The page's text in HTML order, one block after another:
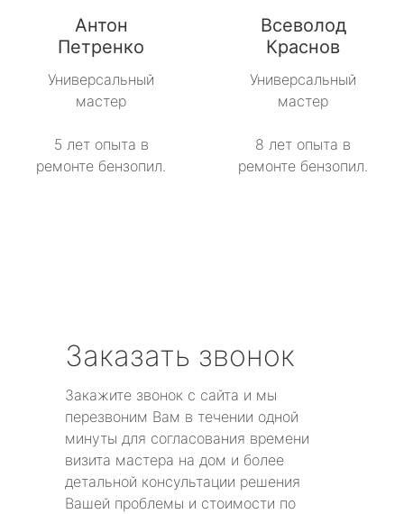
Антон
Петренко
Универсальный
мастер
5 лет опыта в
ремонте бензопил.
Всеволод
Краснов
Универсальный
мастер
8 лет опыта в
ремонте бензопил.
Заказать звонок
Закажите звонок с сайта и мы
перезвоним Вам в течении одной
минуты для согласования времени
визита мастера на дом и более
детальной консультации решения
Вашей проблемы и стоимости по